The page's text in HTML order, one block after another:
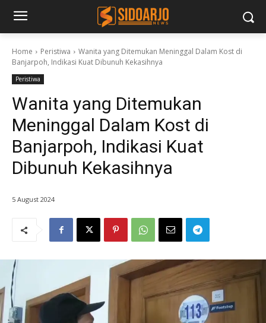
Home Peristiwa
Wanita yang Ditemukan Meninggal Dalam Kost di
Banjarpoh, Indikasi Kuat Dibunuh Kekasihnya
Peristiwa
Wanita yang Ditemukan
Meninggal Dalam Kost di
Banjarpoh, Indikasi Kuat
Dibunuh Kekasihnya
5 August 2024